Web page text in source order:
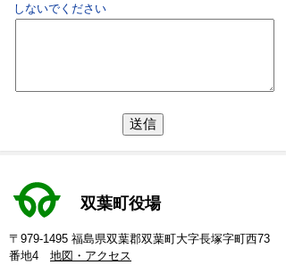
しないでください
双葉町役場
〒979-1495 福島県双葉郡双葉町大字長塚字町西73
番地4 地図・アクセス